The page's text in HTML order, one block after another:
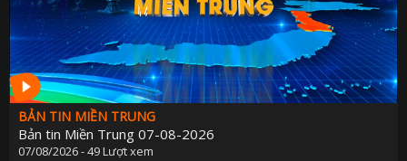
BẢN TIN MIỀN TRUNG
Bản tin Miền Trung 07-08-2026
07/08/2026 - 49 Lượt xem